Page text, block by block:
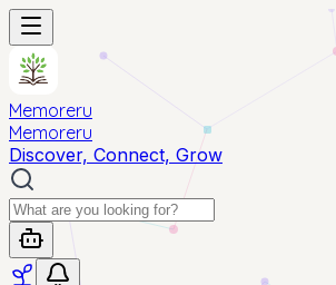
Memoreru
Memoreru
Discover, Connect, Grow